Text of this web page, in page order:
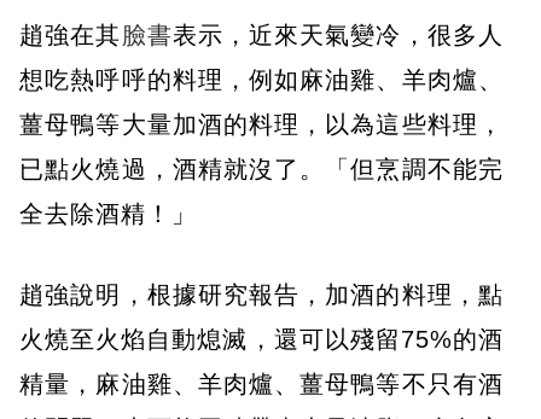
趙強在其臉書表示，近來天氣變冷，很多人
想吃熱呼呼的料理，例如麻油雞、羊肉爐、
薑母鴨等大量加酒的料理，以為這些料理，
已點火燒過，酒精就沒了。「但烹調不能完
全去除酒精！」
趙強說明，根據研究報告，加酒的料理，點
火燒至火焰自動熄滅，還可以殘留75%的酒
精量，麻油雞、羊肉爐、薑母鴨等不只有酒